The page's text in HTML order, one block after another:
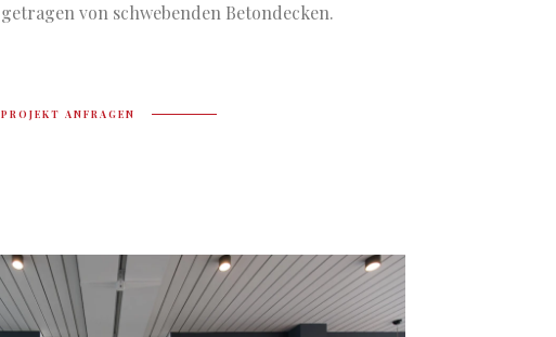
getragen von schwebenden Betondecken.
PROJEKT ANFRAGEN